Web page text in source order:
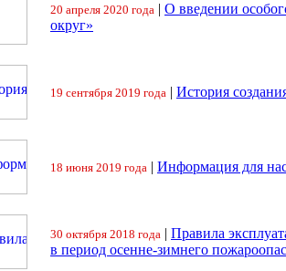
20 апреля 2020 года | О введении
округ»
19 сентября 2019 года | История
18 июня 2019 года | Информация для
30 октября 2018 года | Правила
в период осенне-зимнего